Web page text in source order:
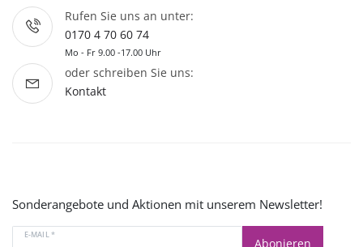
Rufen Sie uns an unter:
0170 4 70 60 74
Mo - Fr 9.00 -17.00 Uhr
oder schreiben Sie uns:
Kontakt
Sonderangebote und Aktionen mit unserem Newsletter!
E-MAIL *
Abonieren